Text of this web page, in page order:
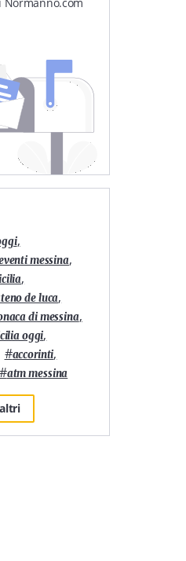
,
messina,
,
de luca,
di messina,
oggi,
#accorinti,
#atm messina